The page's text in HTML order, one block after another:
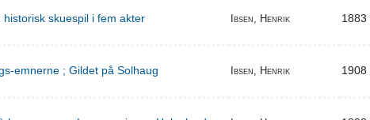
historisk skuespil i fem akter Ibsen, Henrik 1883
emnerne ; Gildet på Solhaug Ibsen, Henrik 1908